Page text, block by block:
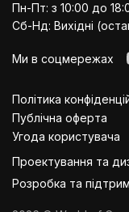
Пн-Пт: з 10:00 до
Сб-Нд: Вихідні
Ми в соцмережах
Політика
Публiчна оферта
Угода користувача
Проектування та
Розробка та